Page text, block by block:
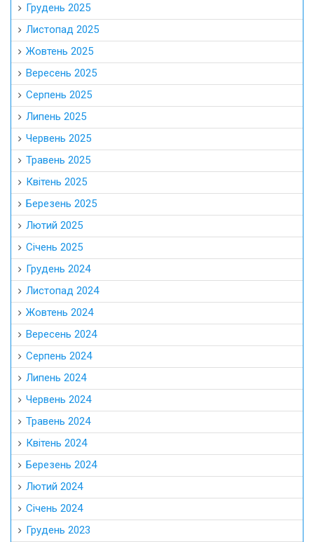
Грудень 2025
Листопад 2025
Жовтень 2025
Вересень 2025
Серпень 2025
Липень 2025
Червень 2025
Травень 2025
Квітень 2025
Березень 2025
Лютий 2025
Січень 2025
Грудень 2024
Листопад 2024
Жовтень 2024
Вересень 2024
Серпень 2024
Липень 2024
Червень 2024
Травень 2024
Квітень 2024
Березень 2024
Лютий 2024
Січень 2024
Грудень 2023